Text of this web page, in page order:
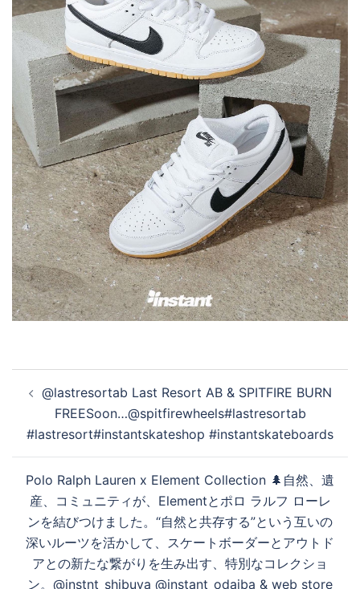
稿
ナ
ビ
ー
シ
ョ
@lastresortab Last Resort AB & SPITFIRE BURN
FREESoon…@spitfirewheels#lastresortab
#lastresort#instantskateshop #instantskateboards
Polo Ralph Lauren x Element Collection 🌲自然、遺
産、コミュニティが、Elementとポロ ラルフ ローレ
ンを結びつけました。“自然と共存する”という互いの
深いルーツを活かして、スケートボーダーとアウトド
アとの新たな繋がりを生み出す、特別なコレクショ
ン。@instnt_shibuya @instant_odaiba & web store